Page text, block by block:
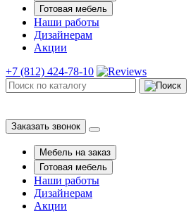
Готовая мебель
Наши работы
Дизайнерам
Акции
+7 (812) 424-78-10
Заказать звонок
Мебель на заказ
Готовая мебель
Наши работы
Дизайнерам
Акции